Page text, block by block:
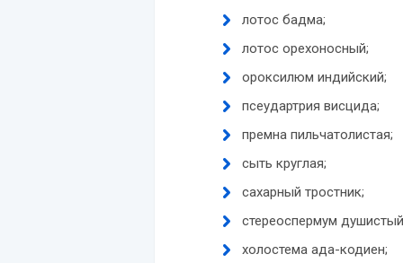
лотос бадма;
лотос орехоносный;
ороксилюм индийский;
псеудартрия висцида;
премна пильчатолистая;
сыть круглая;
сахарный тростник;
стереоспермум
холостема ада-кодиен;